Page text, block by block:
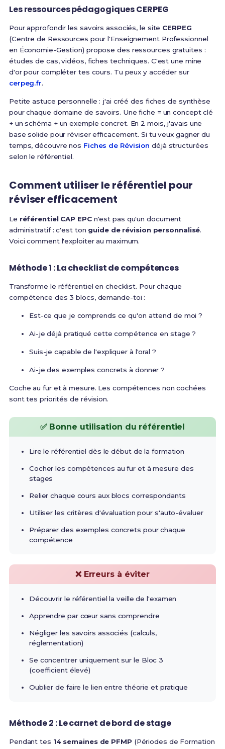
Les ressources pédagogiques CERPEG
Pour approfondir les savoirs associés, le site CERPEG
(Centre de Ressources pour l'Enseignement Professionnel
en Économie-Gestion) propose des ressources gratuites :
études de cas, vidéos, fiches techniques. C'est une mine
d'or pour compléter tes cours. Tu peux y accéder sur
cerpeg.fr.
Petite astuce personnelle : j'ai créé des fiches de synthèse
pour chaque domaine de savoirs. Une fiche = un concept clé
+ un schéma + un exemple concret. En 2 mois, j'avais une
base solide pour réviser efficacement. Si tu veux gagner du
temps, découvre nos Fiches de Révision déjà structurées
selon le référentiel.
Comment utiliser le référentiel pour
réviser efficacement
Le référentiel CAP EPCn'est pas qu'un document
administratif : c'est ton guide de révision personnalisé.
Voici comment l'exploiter au maximum.
Méthode 1 : La checklist de compétences
Transforme le référentiel en checklist. Pour chaque
compétence des 3 blocs, demande-toi :
Est-ce que je comprends ce qu'on attend de moi ?
Ai-je déjà pratiqué cette compétence en stage ?
Suis-je capable de l'expliquer à l'oral ?
Ai-je des exemples concrets à donner ?
Coche au fur et à mesure. Les compétences non cochées
sont tes priorités de révision.
✅ Bonne utilisation du référentiel
Lire le référentiel dès le début de la formation
Cocher les compétences au fur et à mesure des
stages
Relier chaque cours aux blocs correspondants
Utiliser les critères d'évaluation pour s'auto-évaluer
Préparer des exemples concrets pour chaque
compétence
❌ Erreurs à éviter
Découvrir le référentiel la veille de l'examen
Apprendre par cœur sans comprendre
Négliger les savoirs associés (calculs,
réglementation)
Se concentrer uniquement sur le Bloc 3
(coefficient élevé)
Oublier de faire le lien entre théorie et pratique
Méthode 2 : Le carnet de bord de stage
Pendant tes 14 semaines de PFMP (Périodes de Formation